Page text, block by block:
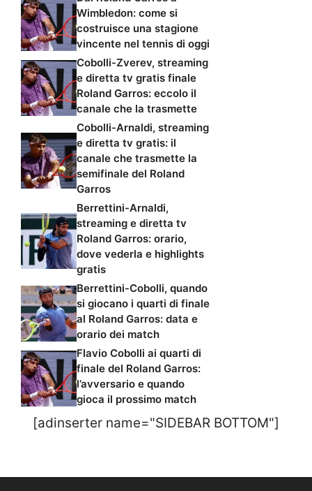
Wimbledon: come si
costruisce una stagione
vincente nel tennis di oggi
Cobolli-Zverev, streaming
e diretta tv gratis finale
Roland Garros: eccolo il
canale che la trasmette
Cobolli-Arnaldi, streaming
e diretta tv gratis: il
canale che trasmette la
semifinale del Roland
Garros
Berrettini-Arnaldi,
streaming e diretta tv
Roland Garros: orario,
dove vederla e highlights
gratis
Berrettini-Cobolli, quando
si giocano i quarti di finale
al Roland Garros: data e
orario dei match
Flavio Cobolli ai quarti di
finale del Roland Garros:
l’avversario e quando
gioca il prossimo match
[adinserter name="SIDEBAR BOTTOM"]